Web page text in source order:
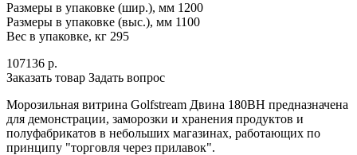
Размеры в упаковке (шир.), мм 1200
Размеры в упаковке (выс.), мм 1100
Вес в упаковке, кг 295
107136 р.
Заказать товар Задать вопрос
Морозильная витрина Golfstream Двина 180ВН предназначена
для демонстрации, заморозки и хранения продуктов и
полуфабрикатов в небольших магазинах, работающих по
принципу "торговля через прилавок".